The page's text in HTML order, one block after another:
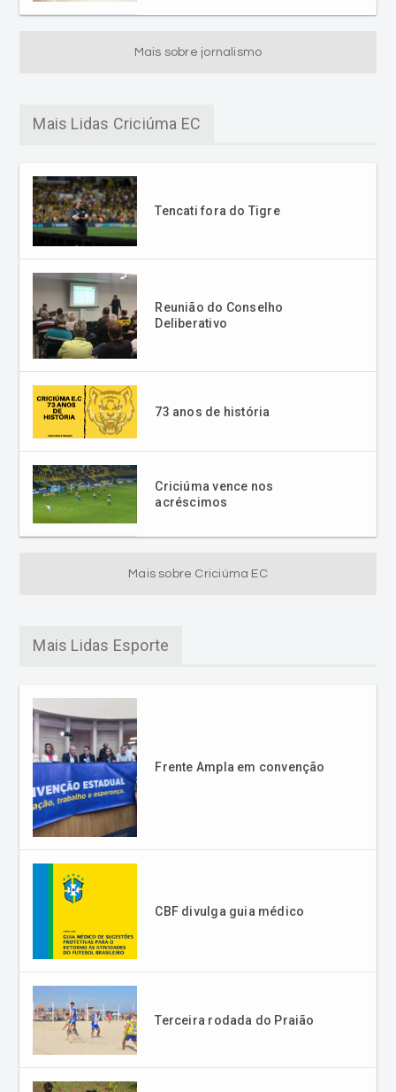
Mais sobre jornalismo
Mais Lidas Criciúma EC
Tencati fora do Tigre
Reunião do Conselho
Deliberativo
73 anos de história
Criciúma vence nos
acréscimos
Mais sobre Criciúma EC
Mais Lidas Esporte
Frente Ampla em convenção
CBF divulga guia médico
Terceira rodada do Praião